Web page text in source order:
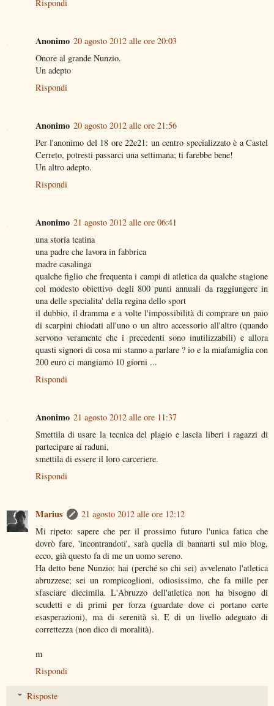
Rispondi
Anonimo 20 agosto 2012 alle ore 20:03
Onore al grande Nunzio.
Un adepto
Rispondi
Anonimo 20 agosto 2012 alle ore 21:56
Per l'anonimo del 18 ore 22e21: un centro specializzato è a Castel
Cerreto, potresti passarci una settimana; ti farebbe bene!
Un altro adepto.
Rispondi
Anonimo 21 agosto 2012 alle ore 06:41
una storia teatina
una padre che lavora in fabbrica
madre casalinga
qualche figlio che frequenta i campi di atletica da qualche stagione
col modesto obiettivo degli 800 punti annuali da raggiungere in
una delle specialita' della regina dello sport
il dubbio, il dramma e a volte l'impossibilità di comprare un paio
di scarpini chiodati all'uno o un altro accessorio all'altro (quando
servono veramente che i precedenti sono inutilizzabili) e allora
quasti signori di cosa mi stanno a parlare ? io e la miafamiglia con
200 euro ci mangiamo 10 giorni ...
Rispondi
Anonimo 21 agosto 2012 alle ore 11:37
Smettila di usare la tecnica del plagio e lascia liberi i ragazzi di
partecipare ai raduni,
smettila di essere il loro carceriere.
Rispondi
Marius
21 agosto 2012 alle ore 12:12
Mi ripeto: sapere che per il prossimo futuro l'unica fatica che
dovrò fare, 'incontrandoti', sarà quella di bannarti sul mio blog,
ecco, già questo fa di me un uomo sereno.
Ha detto bene Nunzio: hai (perché so chi sei) avvelenato l'atletica
abruzzese; sei un rompicoglioni, odiosissimo, che fa mille per
sfasciare diecimila. L'Abruzzo dell'atletica non ha bisogno di
scudetti e di primi per forza (guardate dove ci portano certe
esasperazioni), ma di serenità sì. E di un livello adeguato di
correttezza (non dico di moralità).
m
Rispondi
Risposte